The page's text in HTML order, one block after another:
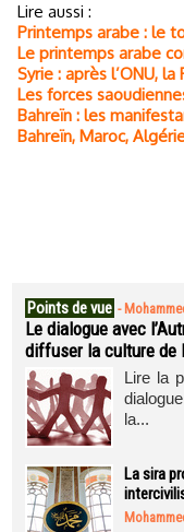
Lire aussi :
Printemps arabe : le
Le printemps arabe
Syrie : après l’ONU,
Les forces
Bahreïn : les
Bahreïn, Maroc,
Points de vue -
Le dialogue avec
diffuser la culture de
Lire la
la...
La sira